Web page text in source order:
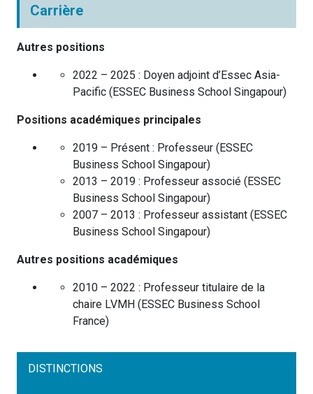
Carrière
Autres positions
2022 – 2025 : Doyen adjoint d’Essec Asia-
Pacific (ESSEC Business School Singapour)
Positions académiques principales
2019 – Présent : Professeur (ESSEC
Business School Singapour)
2013 – 2019 : Professeur associé (ESSEC
Business School Singapour)
2007 – 2013 : Professeur assistant (ESSEC
Business School Singapour)
Autres positions académiques
2010 – 2022 : Professeur titulaire de la
chaire LVMH (ESSEC Business School
France)
DISTINCTIONS